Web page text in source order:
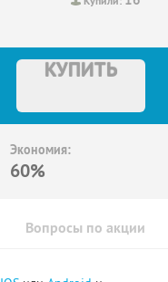
КУПИТЬ
Экономия:
60%
Вопросы по акции